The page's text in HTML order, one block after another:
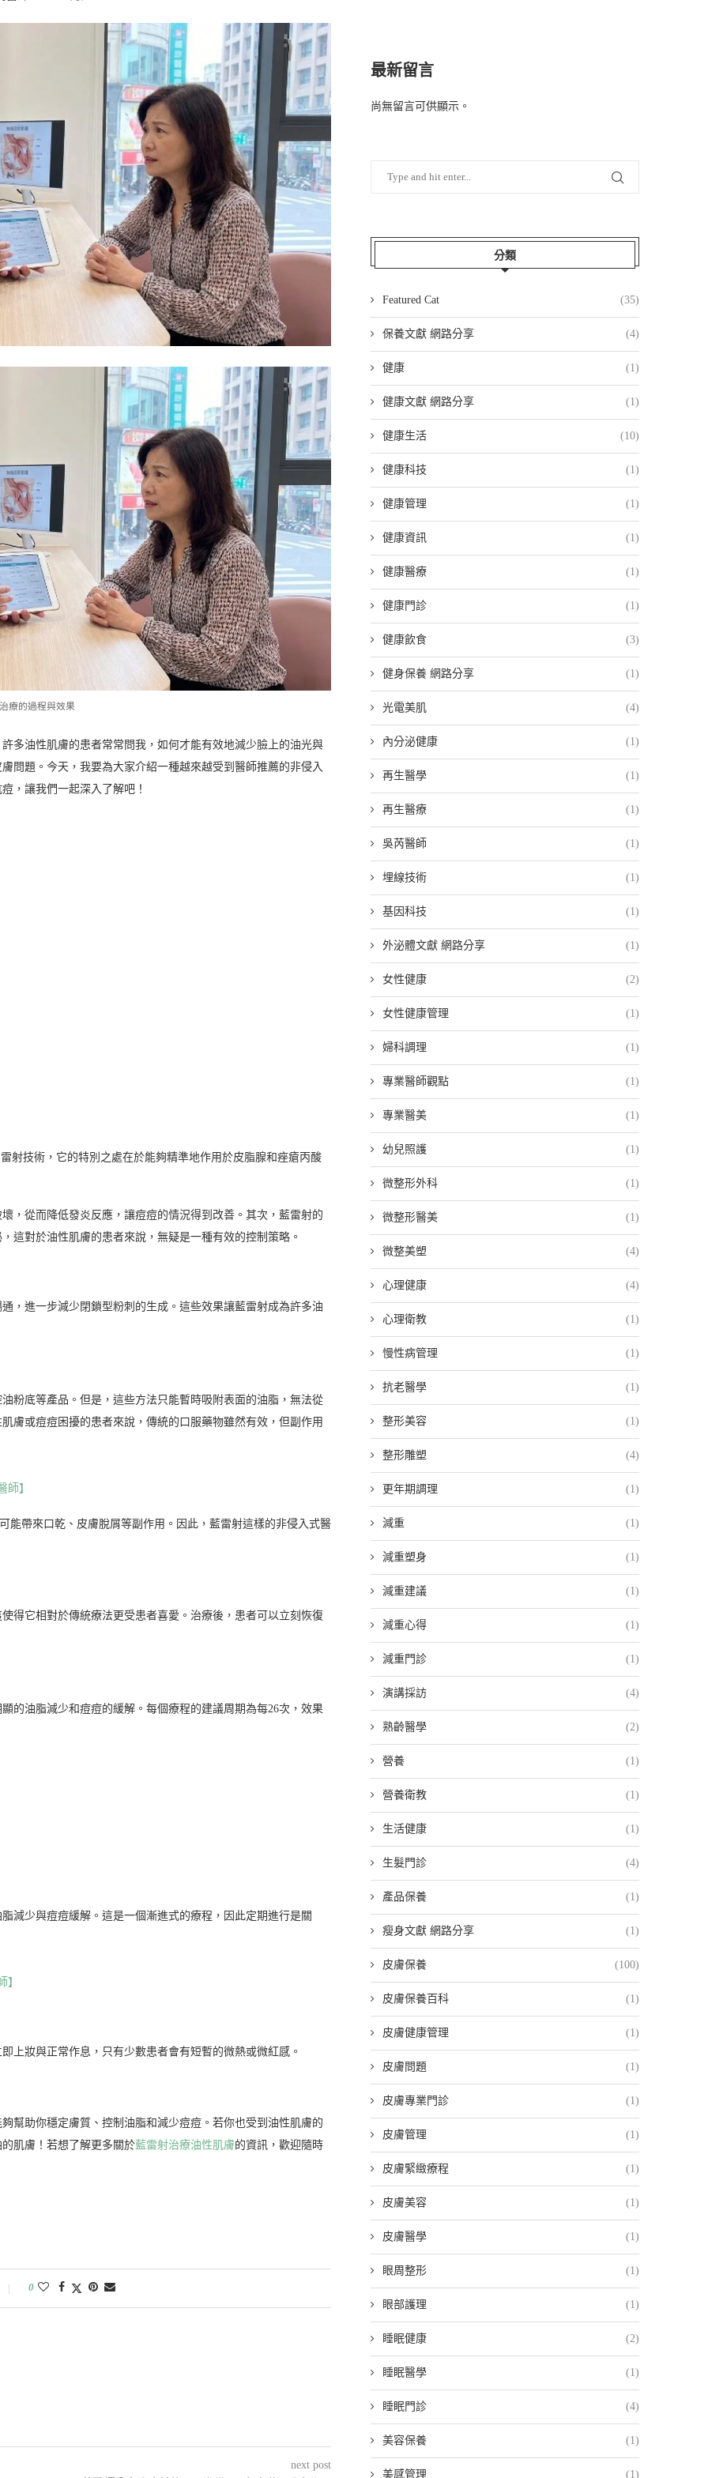
療的過程與效果
多油性肌膚的患者常常問我，如何才能有效地減少臉上的油光與
問題。今天，我要為大家介紹一種越來越受到醫師推薦的非侵入
，讓我們一起深入了解吧！
射技術，它的特別之處在於能夠精準地作用於皮脂腺和痤瘡丙酸
，從而降低發炎反應，讓痘痘的情況得到改善。其次，藍雷射的
這對於油性肌膚的患者來說，無疑是一種有效的控制策略。
，進一步減少閉鎖型粉刺的生成。這些效果讓藍雷射成為許多油
粉底等產品。但是，這些方法只能暫時吸附表面的油脂，無法從
膚或痘痘困擾的患者來說，傳統的口服藥物雖然有效，但副作用
師】
能帶來口乾、皮膚脫屑等副作用。因此，藍雷射這樣的非侵入式醫
得它相對於傳統療法更受患者喜愛。治療後，患者可以立刻恢復
的油脂減少和痘痘的緩解。每個療程的建議周期為每26次，效果
減少與痘痘緩解。這是一個漸進式的療程，因此定期進行是關
】
上妝與正常作息，只有少數患者會有短暫的微熱或微紅感。
幫助你穩定膚質、控制油脂和減少痘痘。若你也受到油性肌膚的
肌膚！若想了解更多關於藍雷射治療油性肌膚的資訊，歡迎隨時
0
next post
最新留言
尚無留言可供顯示。
分類
Featured Cat (35)
保養文獻 網路分享 (4)
健康 (1)
健康文獻 網路分享 (1)
健康生活 (10)
健康科技 (1)
健康管理 (1)
健康資訊 (1)
健康醫療 (1)
健康門診 (1)
健康飲食 (3)
健身保養 網路分享 (1)
光電美肌 (4)
內分泌健康 (1)
再生醫學 (1)
再生醫療 (1)
吳芮醫師 (1)
埋線技術 (1)
基因科技 (1)
外泌體文獻 網路分享 (1)
女性健康 (2)
女性健康管理 (1)
婦科調理 (1)
專業醫師觀點 (1)
專業醫美 (1)
幼兒照護 (1)
微整形外科 (1)
微整形醫美 (1)
微整美塑 (4)
心理健康 (4)
心理衛教 (1)
慢性病管理 (1)
抗老醫學 (1)
整形美容 (1)
整形雕塑 (4)
更年期調理 (1)
減重 (1)
減重塑身 (1)
減重建議 (1)
減重心得 (1)
減重門診 (1)
演講採訪 (4)
熟齡醫學 (2)
營養 (1)
營養衛教 (1)
生活健康 (1)
生髮門診 (4)
產品保養 (1)
瘦身文獻 網路分享 (1)
皮膚保養 (100)
皮膚保養百科 (1)
皮膚健康管理 (1)
皮膚問題 (1)
皮膚專業門診 (1)
皮膚管理 (1)
皮膚緊緻療程 (1)
皮膚美容 (1)
皮膚醫學 (1)
眼周整形 (1)
眼部護理 (1)
睡眠健康 (2)
睡眠醫學 (1)
睡眠門診 (4)
美容保養 (1)
美感管理 (1)